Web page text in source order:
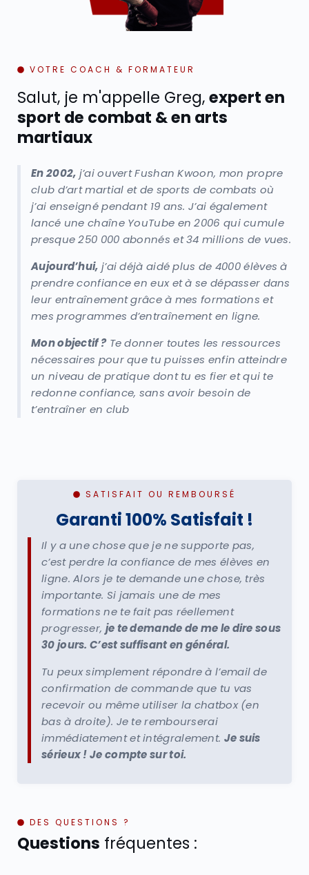
VOTRE COACH & FORMATEUR
Salut, je m'appelle Greg,expert en
sport de combat & en arts
martiaux
En 2002, j’ai ouvert Fushan Kwoon, mon propre
club d’art martial et de sports de combats où
j’ai enseigné pendant 19 ans. J’ai également
lancé une chaîne YouTube en 2006 qui cumule
presque 250 000 abonnés et 34 millions de vues.
Aujourd’hui, j’ai déjà aidé plus de 4000 élèves à
prendre confiance en eux et à se dépasser dans
leur entraînement grâce à mes formations et
mes programmes d’entraînement en ligne.
Mon objectif ?Te donner toutes les ressources
nécessaires pour que tu puisses enfin atteindre
un niveau de pratique dont tu es fier et qui te
redonne confiance, sans avoir besoin de
t’entraîner en club
SATISFAIT OU REMBOURSÉ
Garanti 100% Satisfait !
Il y a une chose que je ne supporte pas,
c’est perdre la confiance de mes élèves en
ligne. Alors je te demande une chose, très
importante. Si jamais une de mes
formations ne te fait pas réellement
progresser, je te demande de me le dire sous
30 jours. C’est suffisant en général.
Tu peux simplement répondre à l’email de
confirmation de commande que tu vas
recevoir ou même utiliser la chatbox (en
bas à droite). Je te rembourserai
immédiatement et intégralement. Je suis
sérieux ! Je compte sur toi.
DES QUESTIONS ?
Questions fréquentes :